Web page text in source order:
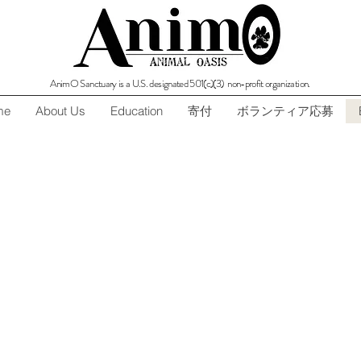
AnimO Sanctuary is a U.S. designated 501(c)(3) non-profit organization.
About Us Education 寄付 ボランティア応募